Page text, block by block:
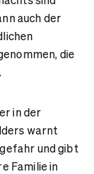
auch der
die
in der
warnt
und gibt
Familie in